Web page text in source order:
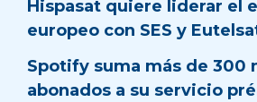
Hispasat quiere liderar el
europeo con SES y
Spotify suma más de 300
abonados a su servicio